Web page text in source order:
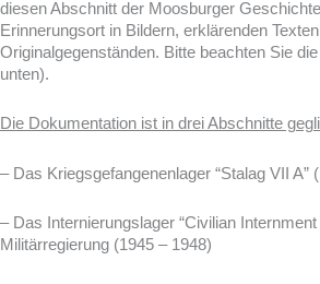
diesen Abschnitt der Moosburger
Erinnerungsort in Bildern, erklärenden
Originalgegenständen. Bitte beachten Sie
unten).
Die Dokumentation ist in drei Abschnitte
– Das Kriegsgefangenenlager “Stalag VII A”
– Das Internierungslager “Civilian
Militärregierung (1945 – 1948)